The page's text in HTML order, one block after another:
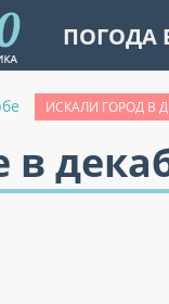
ПОГОДА
ИСКАЛИ ГОРОД В
в